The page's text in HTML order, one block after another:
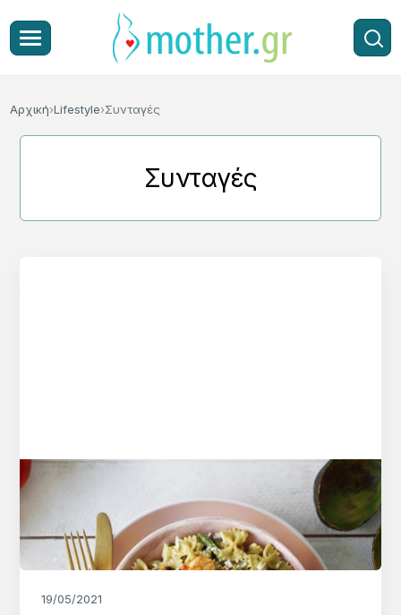
Αρχική Lifestyle Συνταγές
Συνταγές
19/05/2021